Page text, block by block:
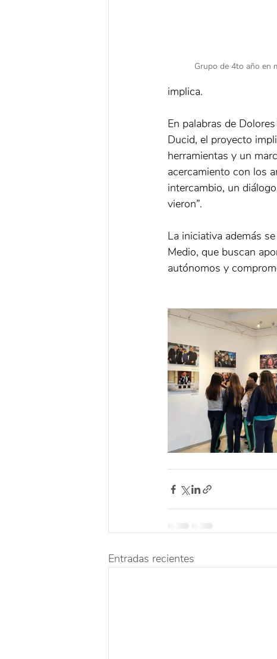
Grupo de 4to año en
implica.
En palabras de
Ducid, el proyecto
herramientas y un
acercamiento con los
intercambio, un
vieron”.
La iniciativa además
Medio, que buscan
autónomos y
Entradas recientes